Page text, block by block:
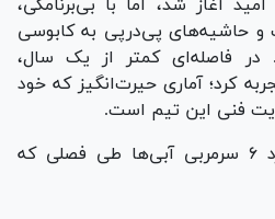
آغاز شد، اما با بی‌برنامگی،
و حاشیه‌های پی‌درپی به کابوسی
در فاصله‌ای کمتر از یک سال،
کرد؛ آماری حیرت‌انگیز که خود
فنی این تیم است.
در ادامه گزارش به عملکرد ۶ سرمربی آبی‌ها طی فصلی که